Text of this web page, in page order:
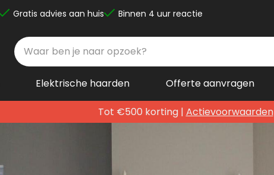
Gratis advies aan huis Binnen 4 uur reactie
Elektrische haarden Offerte aanvragen
Tot €500 korting | Actievoorwaarden